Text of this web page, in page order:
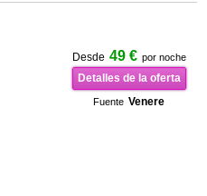
Desde 49 € por noche
Detalles de la oferta
Fuente Venere